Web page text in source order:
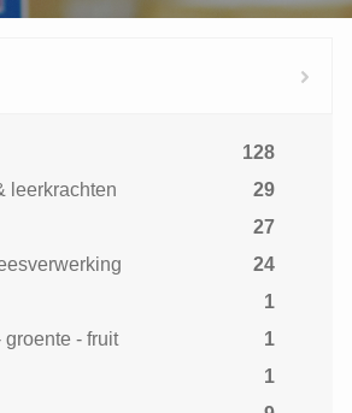
128
leerkrachten
29
27
24
1
groente - fruit
1
1